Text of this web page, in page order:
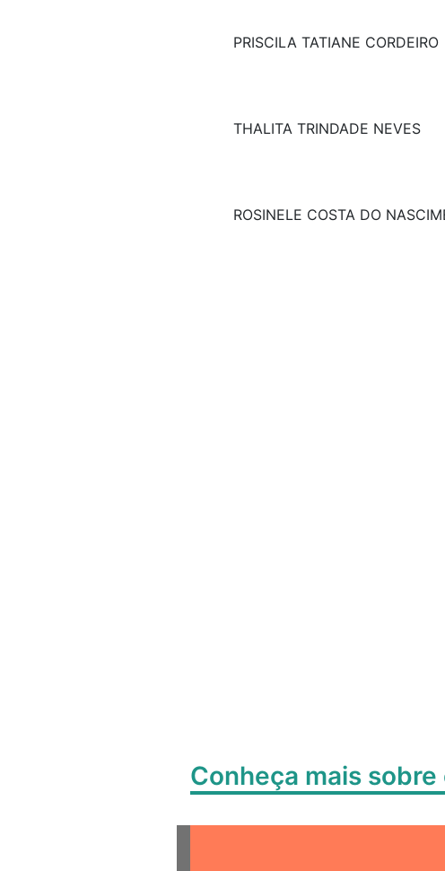
PRISCILA TATIANE CORDEIRO
THALITA TRINDADE NEVES
ROSINELE COSTA DO
Conheça mais sobre